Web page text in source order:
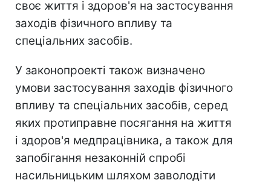
своє життя і здоров'я на застосування
заходів фізичного впливу та
спеціальних засобів.
У законопроекті також визначено
умови застосування заходів фізичного
впливу та спеціальних засобів, серед
яких протиправне посягання на життя
і здоров'я медпрацівника, а також для
запобігання незаконній спробі
насильницьким шляхом заволодіти